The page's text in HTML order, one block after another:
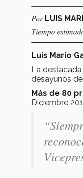
Por LUIS
Tiempo
Luis Mario
La
desayunos
Más de 80
Diciembre